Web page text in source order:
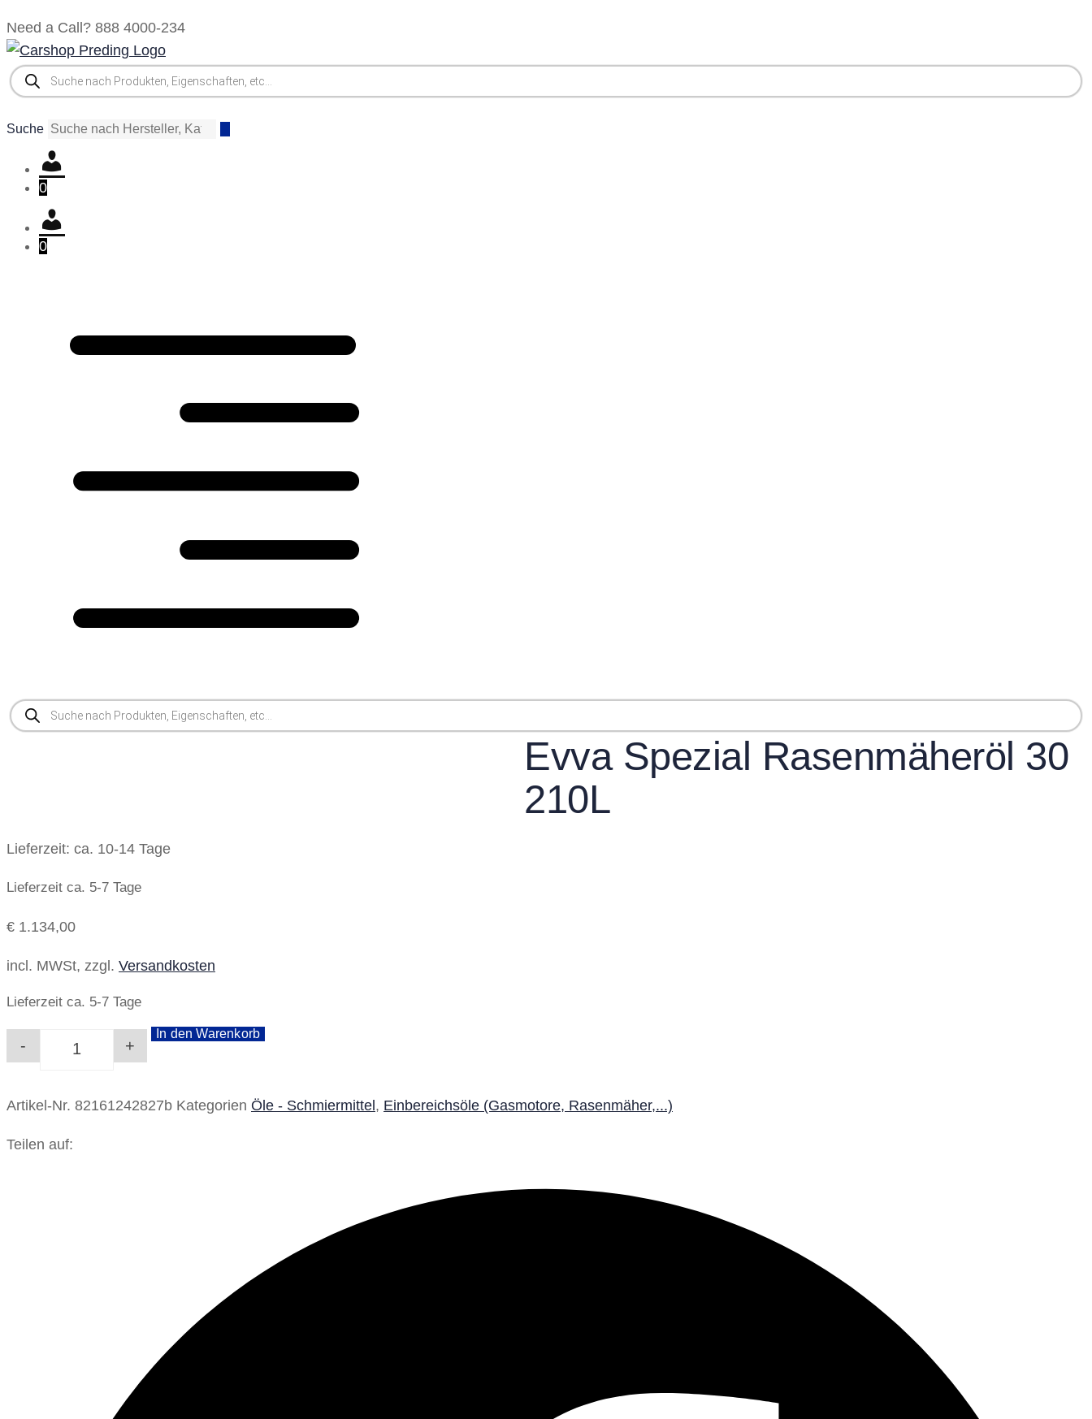
Zum
Inhalt
springen
Need a Call? 888 4000-234
Products
Search
Suche
0
0
Products
Search
Evva Spezial Rasenmäheröl 30
210L
Lieferzeit: ca. 10-14 Tage
Lieferzeit ca. 5-7 Tage
€ 1.134,00
incl. MWSt, zzgl. Versandkosten
Lieferzeit ca. 5-7 Tage
Evva Spezial Rasenmäheröl 30 210L Menge
- +
In den Warenkorb
Artikel-Nr. 82161242827b Kategorien Öle - Schmiermittel , Einbereichsöle (Gasmotore, Rasenmäher,...)
Teilen auf: